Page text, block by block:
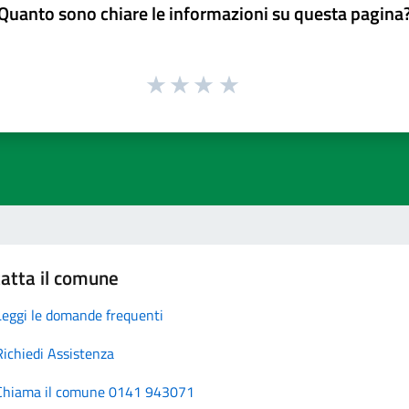
sono chiare le informazioni su questa
il comune
le domande frequenti
Assistenza
il comune 0141 943071